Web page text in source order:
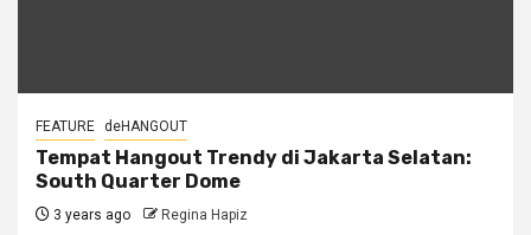
FEATURE deHANGOUT
Tempat Hangout Trendy di Jakarta Selatan:
South Quarter Dome
3 years ago Regina Hapiz